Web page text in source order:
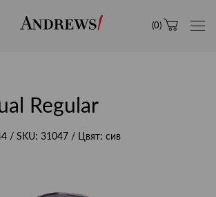
Andrews (0)
Regular
/ SKU: 31047 / Цвят: сив